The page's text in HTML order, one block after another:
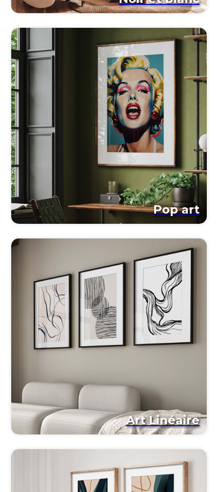
Pop art
Art Linéaire